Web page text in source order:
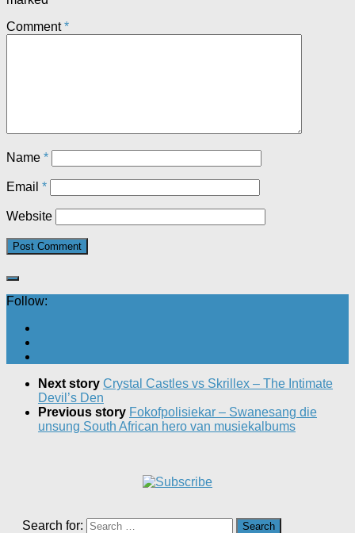
Comment*
Name *
Email *
Website
Follow:
Next story Crystal Castles vs Skrillex – The Intimate
Devil’s Den
Previous story Fokofpolisiekar – Swanesang die
unsung South African hero van musiekalbums
Search for: